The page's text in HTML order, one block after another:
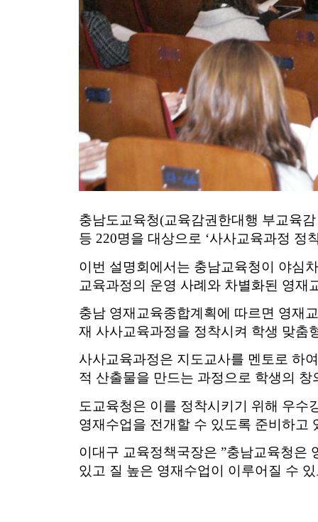
충남도교육청(교육감권한대행 부교육
등 220명을 대상으로 ‘사사교육과정 정
이번 설명회에서는 충남교육청이 야심
교육과정의 운영 사례와 차별화된 영재
충남 영재교육종합계획에 따르면 영재
재 사사교육과정을 정착시켜 학생 맞춤
사사교육과정은 지도교사를 멘토로 하
적 산출물을 만드는 과정으로 학생의
도교육청은 이를 정착시키기 위해 우수
영재수업을 전개할 수 있도록 준비하고
이대구 교육정책국장은 ”충남교육청은
있고 질 높은 영재수업이 이루어질 수